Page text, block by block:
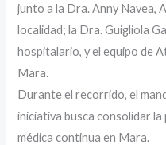
junto a la Dra. Anny Navea,
localidad; la Dra. Guigliola
hospitalario, y el equipo de
Mara.
Durante el recorrido, el
iniciativa busca consolidar
médica continua en Mara.